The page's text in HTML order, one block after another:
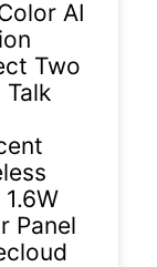
AI
Two
Talk
Panel